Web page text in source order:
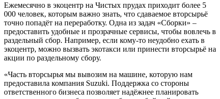
Ежемесячно в экоцентр на Чистых прудах приходит более 5
000 человек, которым важно знать, что сдаваемое вторсырьё
точно попадёт на переработку. Одна из задач «Сборки» –
предоставить удобные и прозрачные сервисы, чтобы вовлечь в
раздельный сбор. Например, если кому-то неудобно ехать в
экоцентр, можно вызвать экотакси или принести вторсырьё на
акции по раздельному сбору.
«Часть вторсырья мы вывозим на машине, которую нам
предоставила компания Suzuki. Поддержка со стороны
ответственного бизнеса позволяет надёжнее планировать